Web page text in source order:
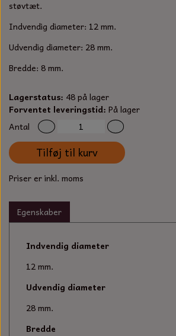
SORTIMENT
TECUMSEH
OLIE TIL SMÅMOTORER &
SPÆNDEBÅND
BENSINSLANGE OG
STARTSNOR OG
UNIVERSAL KABLER OG
KLINGSPOR
STIKSAV KLINGER
BATTERILADEAPPARAT
KNIVE OG TILBEHØR
MEJSLER
VÆRKTØJSSÆT
støvtæt.
Indvendig diameter: 12 mm.
Udvendig diameter: 28 mm.
Bredde: 8 mm.
Lagerstatus: 48 på lager
Forventet leveringstid: På lager
Antal
Tilføj til kurv
Priser er inkl. moms
Egenskaber
Indvendig diameter
12 mm.
Udvendig diameter
28 mm.
Bredde